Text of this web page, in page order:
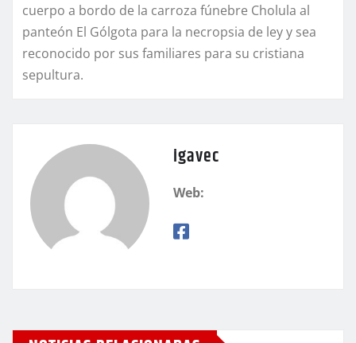
cuerpo a bordo de la carroza fúnebre Cholula al
panteón El Gólgota para la necropsia de ley y sea
reconocido por sus familiares para su cristiana
sepultura.
igavec
Web: